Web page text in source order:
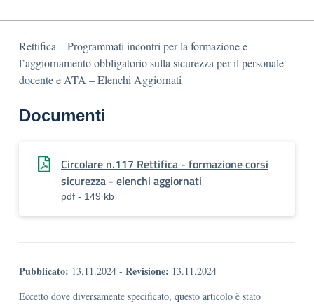
Rettifica – Programmati incontri per la formazione e
l’aggiornamento obbligatorio sulla sicurezza per il personale
docente e ATA – Elenchi Aggiornati
Documenti
Circolare n.117 Rettifica - formazione corsi
sicurezza - elenchi aggiornati
pdf - 149 kb
Pubblicato: 13.11.2024 - Revisione: 13.11.2024
Eccetto dove diversamente specificato, questo articolo è stato